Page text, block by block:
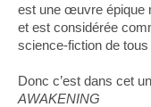
est une œuvre épique
et est considérée
science-fiction de
Donc c’est dans cet
AWAKENING